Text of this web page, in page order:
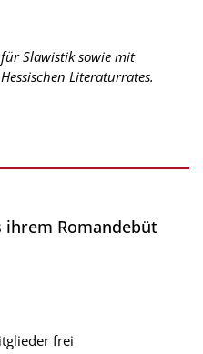
Slawistik sowie mit
Literaturrates.
ihrem Romandebüt
frei